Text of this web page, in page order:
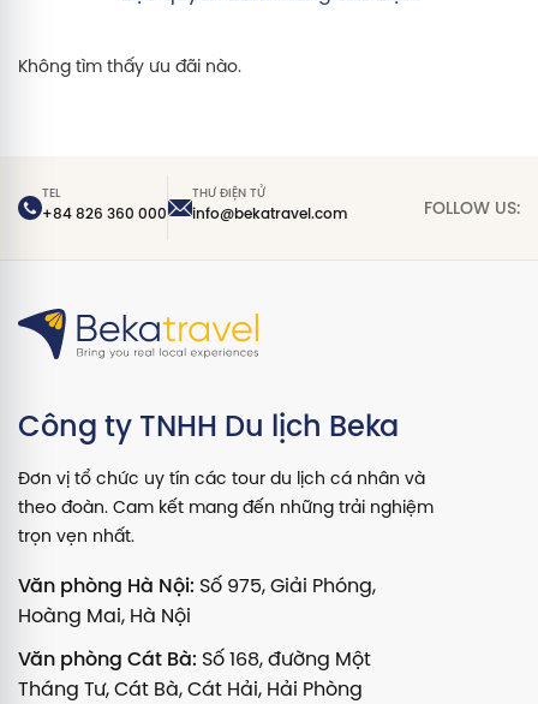
Không tìm thấy ưu đãi nào.
TEL
+84 826 360 000
THƯ ĐIỆN TỬ
info@bekatravel.com FOLLOW US:
Công ty TNHH Du lịch Beka
Đơn vị tổ chức uy tín các tour du lịch cá nhân và
theo đoàn. Cam kết mang đến những trải nghiệm
trọn vẹn nhất.
Văn phòng Hà Nội: Số 975, Giải Phóng,
Hoàng Mai, Hà Nội
Văn phòng Cát Bà: Số 168, đường Một
Tháng Tư, Cát Bà, Cát Hải, Hải Phòng